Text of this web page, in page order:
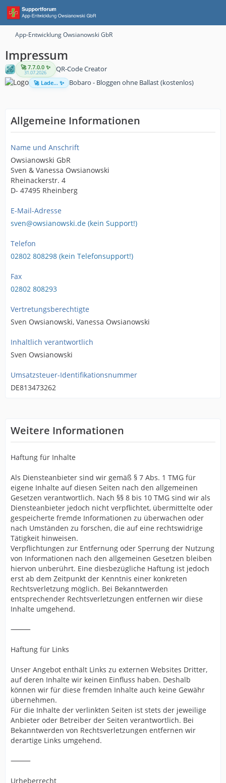
App-Entwicklung Owsianowski GbR
Impressum
🚀 7.7.0.0 ✨
31.07.2026 QR-Code Creator
🚀 Lade... ✨ Bobaro - Bloggen ohne Ballast (kostenlos)
Allgemeine Informationen
Name und Anschrift
Owsianowski GbR
Sven & Vanessa Owsianowski
Rheinackerstr. 4
D- 47495 Rheinberg
E-Mail-Adresse
sven@owsianowski.de (kein Support!)
Telefon
02802 808298 (kein Telefonsupport!)
Fax
02802 808293
Vertretungsberechtigte
Sven Owsianowski, Vanessa Owsianowski
Inhaltlich verantwortlich
Sven Owsianowski
Umsatzsteuer-Identifikationsnummer
DE813473262
Weitere Informationen
Haftung für Inhalte
Als Diensteanbieter sind wir gemäß § 7 Abs. 1 TMG für
eigene Inhalte auf diesen Seiten nach den allgemeinen
Gesetzen verantwortlich. Nach §§ 8 bis 10 TMG sind wir als
Diensteanbieter jedoch nicht verpflichtet, übermittelte oder
gespeicherte fremde Informationen zu überwachen oder
nach Umständen zu forschen, die auf eine rechtswidrige
Tätigkeit hinweisen.
Verpflichtungen zur Entfernung oder Sperrung der Nutzung
von Informationen nach den allgemeinen Gesetzen bleiben
hiervon unberührt. Eine diesbezügliche Haftung ist jedoch
erst ab dem Zeitpunkt der Kenntnis einer konkreten
Rechtsverletzung möglich. Bei Bekanntwerden
entsprechender Rechtsverletzungen entfernen wir diese
Inhalte umgehend.
⸻
Haftung für Links
Unser Angebot enthält Links zu externen Websites Dritter,
auf deren Inhalte wir keinen Einfluss haben. Deshalb
können wir für diese fremden Inhalte auch keine Gewähr
übernehmen.
Für die Inhalte der verlinkten Seiten ist stets der jeweilige
Anbieter oder Betreiber der Seiten verantwortlich. Bei
Bekanntwerden von Rechtsverletzungen entfernen wir
derartige Links umgehend.
⸻
Urheberrecht